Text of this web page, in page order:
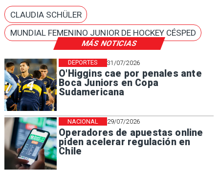
MÁS NOTICIAS
31/07/2026
O'Higgins cae por penales ante
Boca Juniors en Copa
Sudamericana
DEPORTES
29/07/2026
Operadores de apuestas online
piden acelerar regulación en
Chile
NACIONAL
CLAUDIA SCHÜLER
MUNDIAL FEMENINO JUNIOR DE HOCKEY CÉSPED